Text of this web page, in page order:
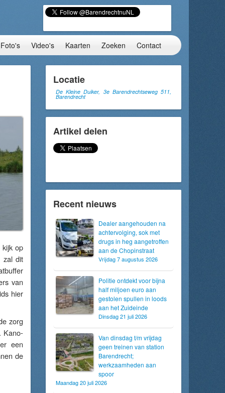
Foto's Video's Kaarten Zoeken Contact
kijk op
zal dit
van
hier
zorg
Kano-
een
de
Locatie
De Kleine Duiker, 3e Barendrechtseweg 511,
Barendrecht
Artikel delen
Recent nieuws
Dealer aangehouden na
achtervolging, sok met
drugs in heg aangetroffen
aan de Chopinstraat
Vrijdag 7 augustus 2026
Politie ontdekt voor bijna
half miljoen euro aan
gestolen spullen in loods
aan het Zuideinde
Dinsdag 21 juli 2026
Van dinsdag t/m vrijdag
geen treinen van station
Barendrecht;
werkzaamheden aan
spoor
Maandag 20 juli 2026